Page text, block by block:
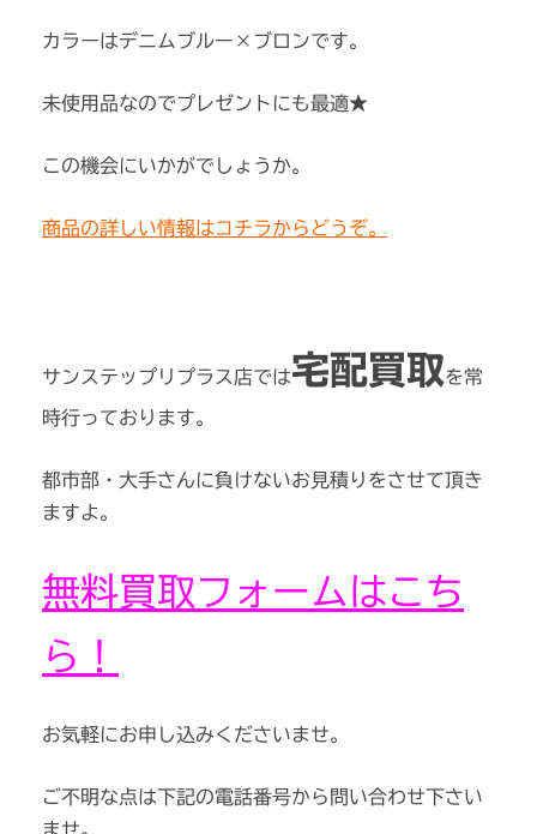
カラーはデニムブルー×ブロンです。
未使用品なのでプレゼントにも最適★
この機会にいかがでしょうか。
商品の詳しい情報はコチラからどうぞ。
サンステップリプラス店では宅配買取を常
時行っております。
都市部・大手さんに負けないお見積りをさせて頂き
ますよ。
無料買取フォームはこち
ら！
お気軽にお申し込みくださいませ。
ご不明な点は下記の電話番号から問い合わせ下さい
ませ。